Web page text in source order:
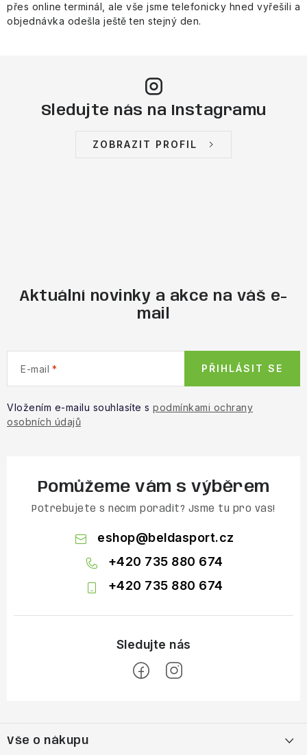
přes online terminál, ale vše jsme telefonicky hned vyřešili a
objednávka odešla ještě ten stejný den.
Sledujte nás na Instagramu
ZOBRAZIT PROFIL
Aktuální novinky a akce na váš e-
mail
E-mail
Vložením e-mailu souhlasíte s podmínkami ochrany
osobních údajů
PŘIHLÁSIT SE
Pomůžeme vám s výběrem
Potřebujete s něčím poradit? Jsme tu pro vás!
eshop@beldasport.cz
+420 735 880 674
+420 735 880 674
pVše o nákupu